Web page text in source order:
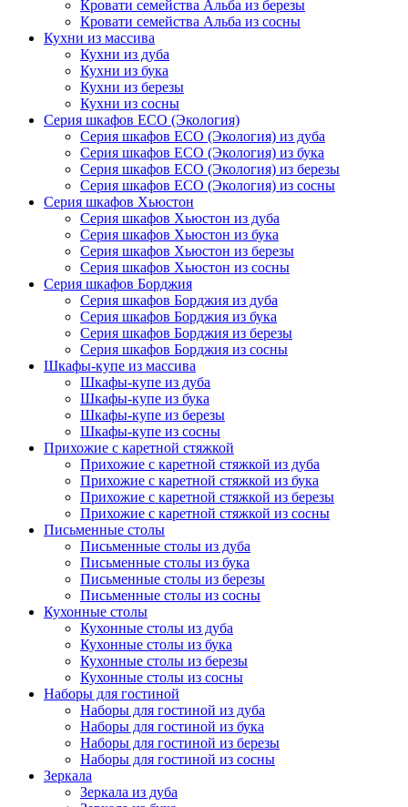
Кровати семейства Альба из березы
Кровати семейства Альба из сосны
Кухни из массива
Кухни из дуба
Кухни из бука
Кухни из березы
Кухни из сосны
Серия шкафов ECO (Экология)
Серия шкафов ECO (Экология) из дуба
Серия шкафов ECO (Экология) из бука
Серия шкафов ECO (Экология) из березы
Серия шкафов ECO (Экология) из сосны
Серия шкафов Хьюстон
Серия шкафов Хьюстон из дуба
Серия шкафов Хьюстон из бука
Серия шкафов Хьюстон из березы
Серия шкафов Хьюстон из сосны
Серия шкафов Борджия
Серия шкафов Борджия из дуба
Серия шкафов Борджия из бука
Серия шкафов Борджия из березы
Серия шкафов Борджия из сосны
Шкафы-купе из массива
Шкафы-купе из дуба
Шкафы-купе из бука
Шкафы-купе из березы
Шкафы-купе из сосны
Прихожие с каретной стяжкой
Прихожие с каретной стяжкой из дуба
Прихожие с каретной стяжкой из бука
Прихожие с каретной стяжкой из березы
Прихожие с каретной стяжкой из сосны
Письменные столы
Письменные столы из дуба
Письменные столы из бука
Письменные столы из березы
Письменные столы из сосны
Кухонные столы
Кухонные столы из дуба
Кухонные столы из бука
Кухонные столы из березы
Кухонные столы из сосны
Наборы для гостиной
Наборы для гостиной из дуба
Наборы для гостиной из бука
Наборы для гостиной из березы
Наборы для гостиной из сосны
Зеркала
Зеркала из дуба